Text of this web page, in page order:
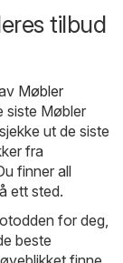
tilbud
Møbler
siste Møbler
ut de siste
fra
finner all
ett sted.
for deg,
beste